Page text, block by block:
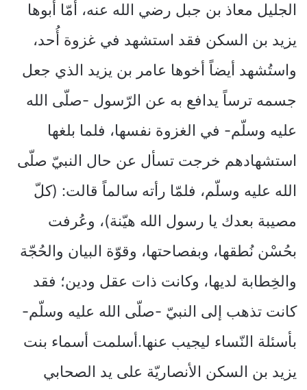
الجليل معاذ بن جبل رضي الله عنه، أمّا أبوها
يزيد بن السكن فقد استشهد في غزوة أُحد،
واستُشهد أيضاً أخوها عامر بن يزيد الذي جعل
جسمه ترساً يدافع به عن الرّسول -صلّى الله
عليه وسلّم- في الغزوة نفسها، فلما بلغها
استشهادهم خرجت تسأل عن حال النبيّ صلّى
الله عليه وسلّم، فلمّا رأته سالماً قالت: (كلّ
مصيبة بعدك يا رسول الله هيّنة)، وعُرفت
بحُسْن نُطقها، وبفصاحتها، وقوّة البيان والحُجّة
والخِطابة لديها، وكانت ذات عقل ودين؛ فقد
كانت تذهب إلى النبيّ -صلّى الله عليه وسلّم-
بأسئلة النّساء ليجيب عنها.أسلمت أسماء بنت
يزيد بن السكن الأنصاريّة على يد الصحابي